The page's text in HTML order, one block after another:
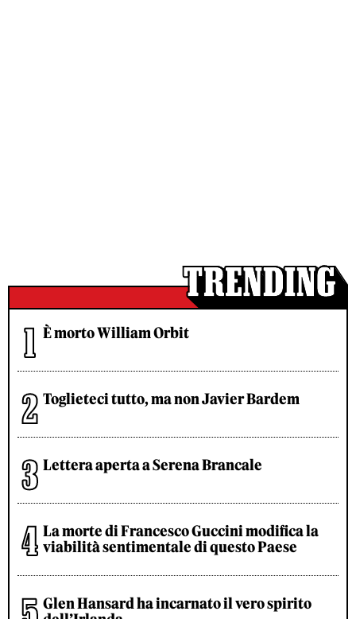
È morto William Orbit
Toglieteci tutto, ma non Javier Bardem
Lettera aperta a Serena Brancale
La morte di Francesco Guccini modifica la
viabilità sentimentale di questo Paese
Glen Hansard ha incarnato il vero spirito